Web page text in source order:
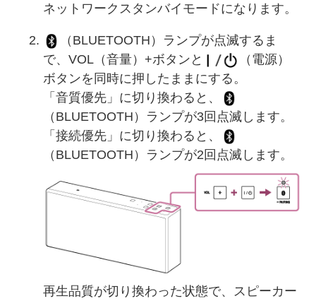
ネットワークスタンバイモードになります。
（BLUETOOTH）ランプが点滅するま
で、VOL（音量）+ボタンと
（電源）
ボタンを同時に押したままにする。
「音質優先」に切り換わると、
（BLUETOOTH）ランプが3回点滅します。
「接続優先」に切り換わると、
（BLUETOOTH）ランプが2回点滅します。
再生品質が切り換わった状態で、スピーカー